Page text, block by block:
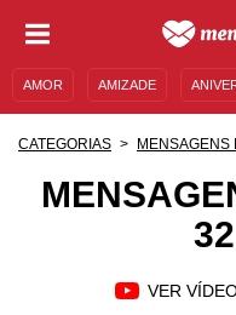
AMOR AMIZADE
CATEGORIAS MENSAGENS
VER